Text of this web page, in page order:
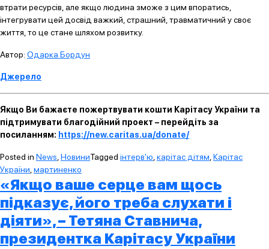
втрати ресурсів, але якщо людина зможе з цим впоратись,
інтегрувати цей досвід важкий, страшний, травматичний у своє
життя, то це стане шляхом розвитку.
Автор: Одарка Бордун
Джерело
Якщо Ви бажаєте пожертвувати кошти Карітасу України та
підтримувати благодійний проект – перейдіть за
посиланням: https://new.caritas.ua/donate/
Posted in News НовиниTagged інтерв'ю карітас дітям Карітас
України мартиненко
«Якщо ваше серце вам щось
підказує, його треба слухати і
діяти», – Тетяна Ставнича,
президентка Карітасу України